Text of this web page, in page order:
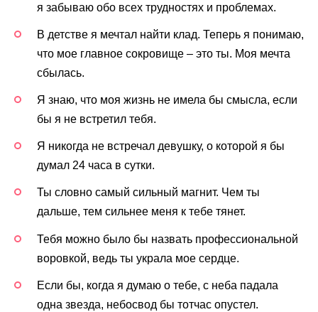
я забываю обо всех трудностях и проблемах.
В детстве я мечтал найти клад. Теперь я понимаю,
что мое главное сокровище – это ты. Моя мечта
сбылась.
Я знаю, что моя жизнь не имела бы смысла, если
бы я не встретил тебя.
Я никогда не встречал девушку, о которой я бы
думал 24 часа в сутки.
Ты словно самый сильный магнит. Чем ты
дальше, тем сильнее меня к тебе тянет.
Тебя можно было бы назвать профессиональной
воровкой, ведь ты украла мое сердце.
Если бы, когда я думаю о тебе, с неба падала
одна звезда, небосвод бы тотчас опустел.